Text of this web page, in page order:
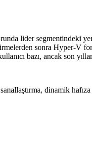
lider segmentindeki
sonra Hyper-V
bazı, ancak son
dinamik hafıza